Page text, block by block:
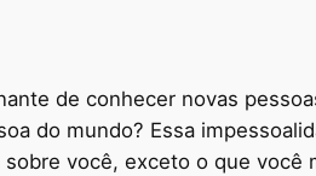
de conhecer novas
do mundo? Essa
você, exceto o que